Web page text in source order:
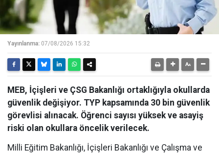
Yayınlanma: 07/08/2026 15:32
MEB, İçişleri ve ÇSG Bakanlığı ortaklığıyla okullarda
güvenlik değişiyor. TYP kapsamında 30 bin güvenlik
görevlisi alınacak. Öğrenci sayısı yüksek ve asayiş
riski olan okullara öncelik verilecek.
Milli Eğitim Bakanlığı, İçişleri Bakanlığı ve Çalışma ve